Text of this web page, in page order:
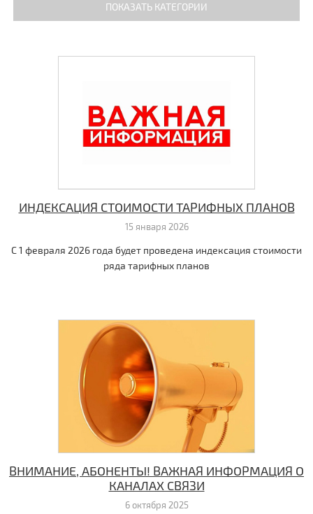
ПОКАЗАТЬ КАТЕГОРИИ
ИНДЕКСАЦИЯ СТОИМОСТИ ТАРИФНЫХ ПЛАНОВ
15 января 2026
С 1 февраля 2026 года будет проведена индексация стоимости
ряда тарифных планов
ВНИМАНИЕ, АБОНЕНТЫ! ВАЖНАЯ ИНФОРМАЦИЯ О
КАНАЛАХ СВЯЗИ
6 октября 2025